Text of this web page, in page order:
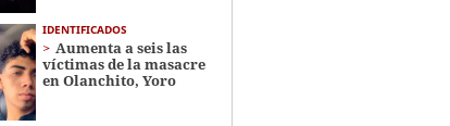
IDENTIFICADOS
Aumenta a seis las
víctimas de la masacre
en Olanchito, Yoro